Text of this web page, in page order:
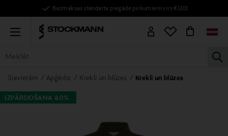
Bezmaksas standarta piegāde pirkumiem virs €120!
Menu
VISAS PRECES SIEVIETĒM VĪRIEŠIEM BĒRNIEM
Sievietēm Apģērbs Krekli un blūzes Krekli un blūzes
IZPĀRDOŠANA 40%